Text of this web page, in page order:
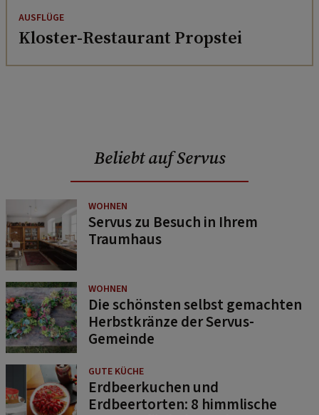
AUSFLÜGE
Kloster-Restaurant Propstei
Beliebt auf Servus
WOHNEN
Servus zu Besuch in Ihrem
Traumhaus
WOHNEN
Die schönsten selbst gemachten
Herbstkränze der Servus-
Gemeinde
GUTE KÜCHE
Erdbeerkuchen und
Erdbeertorten: 8 himmlische